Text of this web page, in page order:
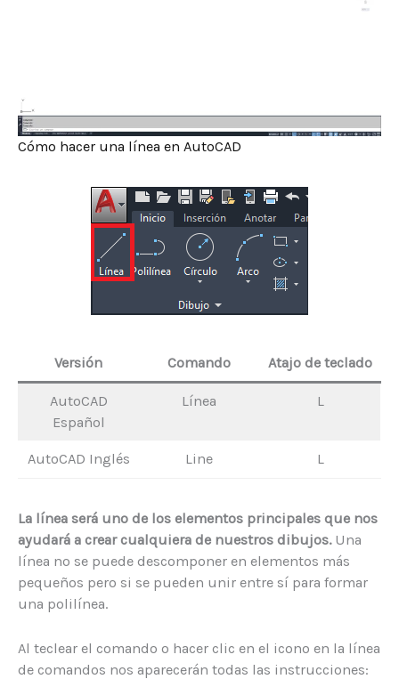
Cómo hacer una línea en AutoCAD
Versión Comando Atajo de teclado
AutoCAD
Español
Línea L
AutoCAD Inglés Line L
La línea será uno de los elementos principales que nos
ayudará a crear cualquiera de nuestros dibujos.Una
línea no se puede descomponer en elementos más
pequeños pero si se pueden unir entre sí para formar
una polilínea.
Al teclear el comando o hacer clic en el icono en la línea
de comandos nos aparecerán todas las instrucciones: